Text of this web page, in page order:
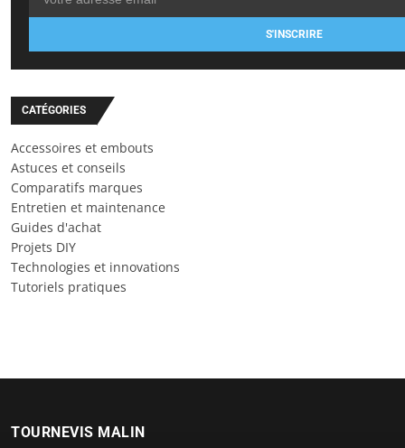
S'INSCRIRE
CATÉGORIES
Accessoires et embouts
Astuces et conseils
Comparatifs marques
Entretien et maintenance
Guides d'achat
Projets DIY
Technologies et innovations
Tutoriels pratiques
TOURNEVIS MALIN